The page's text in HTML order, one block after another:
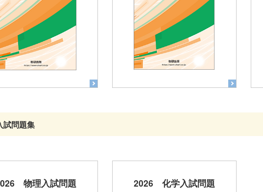
試問題集
物理入試問題
2026 化学入試問題